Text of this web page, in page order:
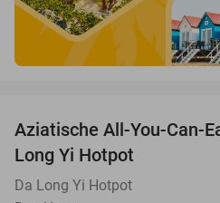
Aziatische All-You-Can-
Long Yi Hotpot
Da Long Yi Hotpot